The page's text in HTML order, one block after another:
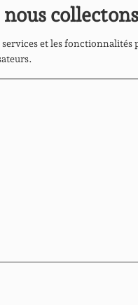
collectons
et les fonctionnalités